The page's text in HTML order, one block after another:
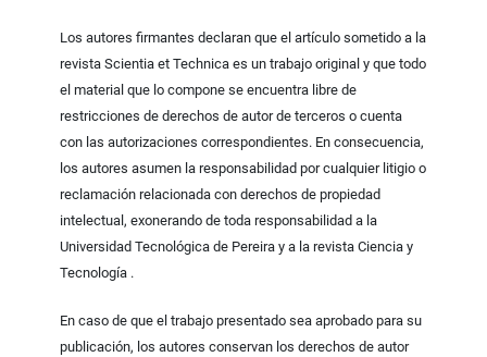
Los autores firmantes declaran que el artículo sometido a la
revista Scientia et Technica es un trabajo original y que todo
el material que lo compone se encuentra libre de
restricciones de derechos de autor de terceros o cuenta
con las autorizaciones correspondientes. En consecuencia,
los autores asumen la responsabilidad por cualquier litigio o
reclamación relacionada con derechos de propiedad
intelectual, exonerando de toda responsabilidad a la
Universidad Tecnológica de Pereira y a la revista Ciencia y
Tecnología .
En caso de que el trabajo presentado sea aprobado para su
publicación, los autores conservan los derechos de autor